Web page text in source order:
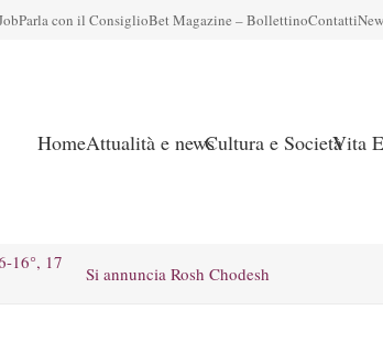
Parla con il ConsiglioBet Magazine – BollettinoContatti
HomeAttualità e newsCultura e SocietàVita
16°, 17
Si annuncia Rosh Chodesh